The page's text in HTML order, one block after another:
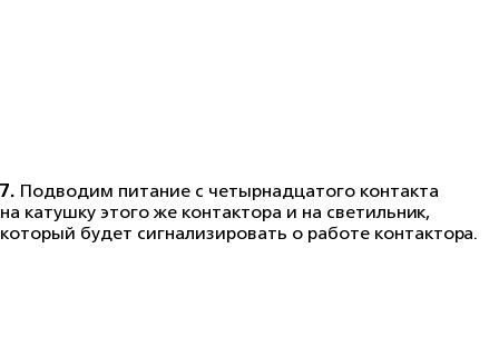
7. Подводим питание с четырнадцатого контакта
на катушку этого же контактора и на светильник,
который будет сигнализировать о работе контактора.